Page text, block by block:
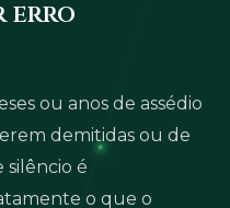
erro
ou anos de assédio
demitidas ou de
silêncio é
o que o